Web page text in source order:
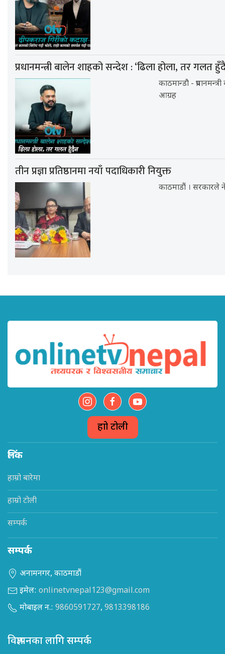
प्रधानमन्त्री बालेन शाहको सन्देश : ‘ढिला होला, तर गलत
काठमान्डौ -
आग्रह
तीन प्रज्ञा प्रतिष्ठानमा नयाँ पदाधिकारी नियुक्त
काठमाडौं । सरकारले नेपाल
हाम्रो टोली
लिंक
हाम्रो बारेमा
हाम्रो टोली
सम्पर्क
सम्पर्क
अनामनगर, काठमाडौं
इमेल: onlinetvnepal123@gmail.com
मोबाइल न.: 9860591727, 9813398186
विज्ञापनका लागि सम्पर्क